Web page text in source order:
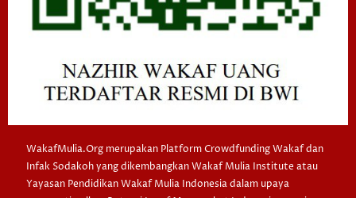
WakafMulia.Org merupakan Platform Crowdfunding Wakaf dan
Infak Sodakoh yang dikembangkan Wakaf Mulia Institute atau
Yayasan Pendidikan Wakaf Mulia Indonesia dalam upaya